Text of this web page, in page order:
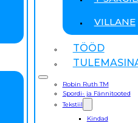
VILLANE
TÖÖD
Robin Ruth TM
Spordi- ja Fännitooted
Tekstiil
Kindad